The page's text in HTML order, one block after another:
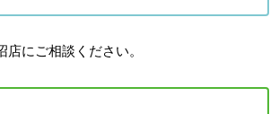
店にご相談ください。